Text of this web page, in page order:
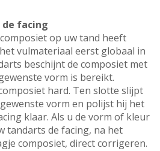
de facing
op uw tand heeft
vulmateriaal eerst globaal in
beschijnt de composiet met
vorm is bereikt.
hard. Ten slotte slijpt
vorm en polijst hij het
klaar. Als u de vorm of kleur
tandarts de facing, na het
composiet, direct corrigeren.